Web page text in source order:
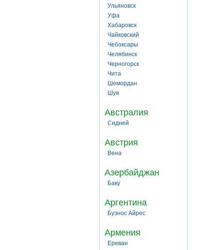
Ульяновск
Уфа
Хабаровск
Чайковский
Чебоксары
Челябинск
Черногорск
Чита
Шемордан
Шуя
Австралия
Сидней
Австрия
Вена
Азербайджан
Баку
Аргентина
Буэнос Айрес
Армения
Ереван